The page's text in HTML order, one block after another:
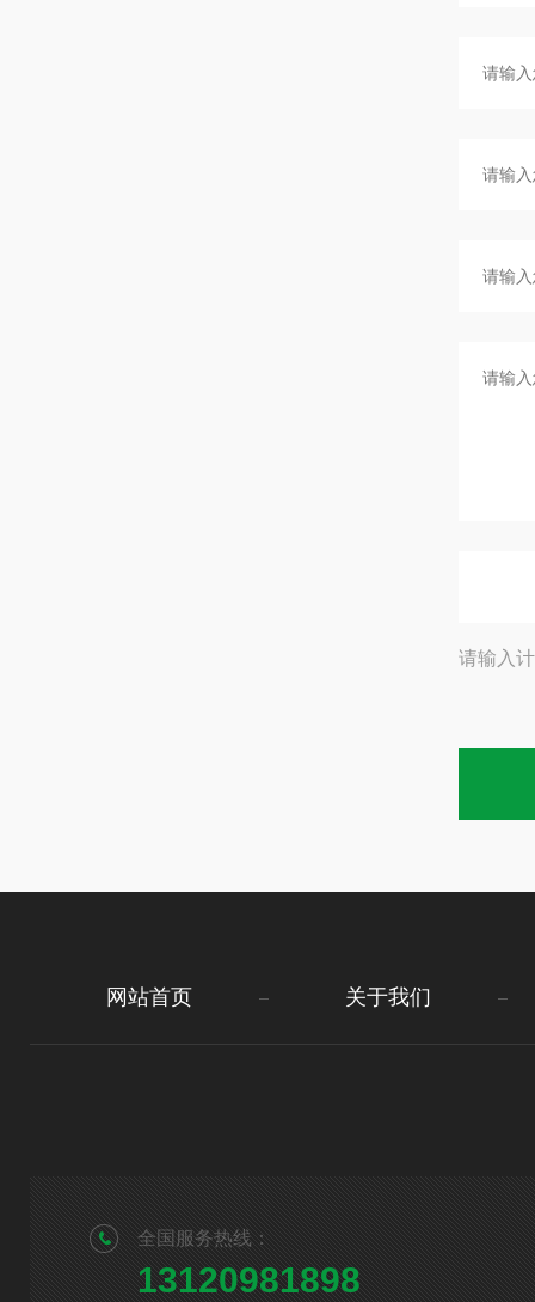
请输入
网站首页 关于我们
全国服务热线：
13120981898